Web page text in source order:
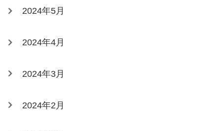
2024年5月
2024年4月
2024年3月
2024年2月